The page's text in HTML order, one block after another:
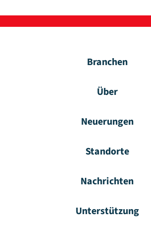
Branchen
Über
Neuerungen
Standorte
Nachrichten
Unterstützung